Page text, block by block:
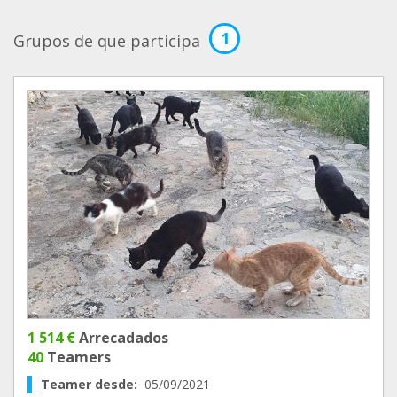
Grupos de que participa 1
1 514 €Arrecadados
40 Teamers
Teamer desde: 05/09/2021